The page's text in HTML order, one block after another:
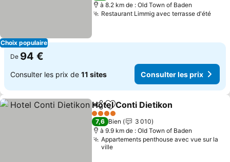
Choix populaire
à 8.2 km de : Old Town of Baden
Restaurant Limmig avec terrasse d'été
De 94 €
Consulter les prix de 11 sites Consulter les prix
PartagerAjouter à mes favoris
Hotel Conti Dietikon
4 Étoiles
7,6 Bien
3 010
à 9.9 km de : Old Town of Baden
Appartements penthouse avec vue sur la
ville